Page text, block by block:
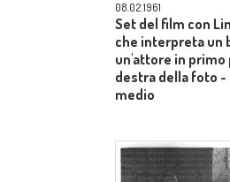
08.02.1961
Set del film con
che interpreta un
un'attore in primo
destra della foto -
medio